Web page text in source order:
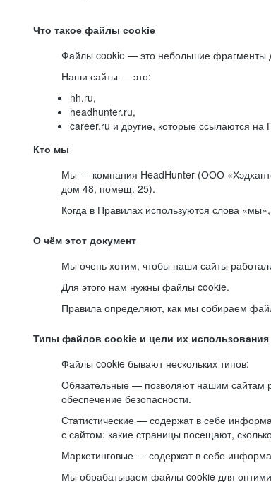
Что такое файлы cookie
Файлы cookie — это небольшие фрагменты
Наши сайты — это:
hh.ru,
headhunter.ru,
career.ru и другие, которые ссылаются
Кто мы
Мы — компания HeadHunter (ООО
дом 48, помещ. 25).
Когда в Правилах используются слова
О чём этот документ
Мы очень хотим, чтобы наши сайты
Для этого нам нужны файлы cookie.
Правила определяют, как мы собираем
Типы файлов cookie и цели их использования
Файлы cookie бывают нескольких типов:
Обязательные — позволяют нашим сайтам
обеспечение безопасности.
Статистические — содержат в себе
с сайтом: какие страницы посещают,
Маркетинговые — содержат в себе
Мы обрабатываем файлы cookie для